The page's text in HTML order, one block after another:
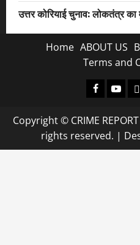
उत्तर कोरियाई चुनाव: लोकतंत्र का
Home ABOUT US
Terms and
FacebookX
Copyright © CRIME REPORT
rights reserved. |